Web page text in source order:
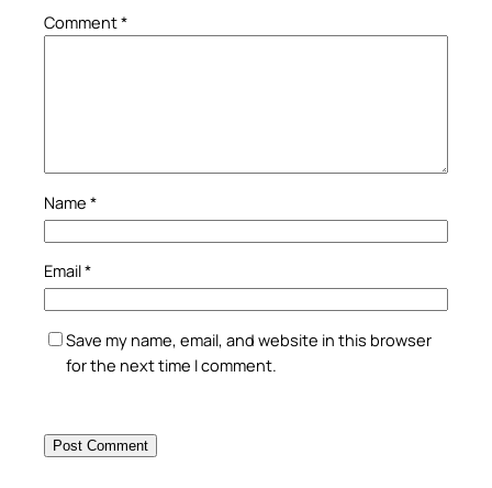
Comment*
Name *
Email*
Save my name, email, and website in this browser
for the next time I comment.